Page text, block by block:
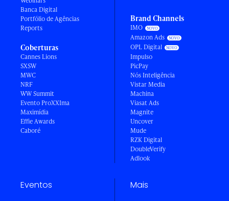
Banca Digital
Portfólio de Agências
Reports
Coberturas
Cannes Lions
SXSW
MWC
NRF
WW Summit
Evento ProXXIma
Maximídia
Effie Awards
Caboré
Brand Channels
IMO
Amazon Ads
OPL Digital
Impulso
PicPay
Nós Inteligência
Vistar Media
Machina
Viasat Ads
Magnite
Uncover
Mude
RZK Digital
DoubleVerify
Adlook
Eventos Mais